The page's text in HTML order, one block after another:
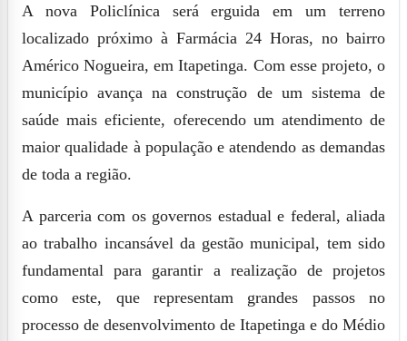
A nova Policlínica será erguida em um terreno
localizado próximo à Farmácia 24 Horas, no bairro
Américo Nogueira, em Itapetinga. Com esse projeto, o
município avança na construção de um sistema de
saúde mais eficiente, oferecendo um atendimento de
maior qualidade à população e atendendo as demandas
de toda a região.
A parceria com os governos estadual e federal, aliada
ao trabalho incansável da gestão municipal, tem sido
fundamental para garantir a realização de projetos
como este, que representam grandes passos no
processo de desenvolvimento de Itapetinga e do Médio